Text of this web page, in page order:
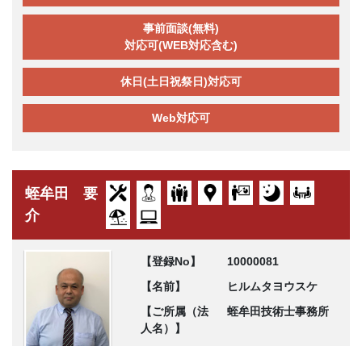
事前面談(無料)
対応可(WEB対応含む)
休日(土日祝祭日)対応可
Web対応可
蛭牟田 要
介
【登録No】
10000081
【名前】
ヒルムタヨウスケ
【ご所属（法
人名）】
蛭牟田技術士事務所